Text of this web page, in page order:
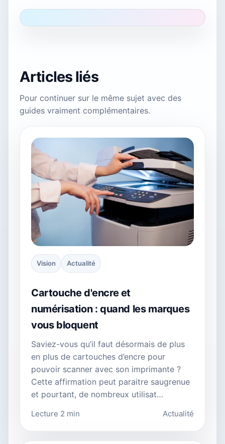
Articles liés
Pour continuer sur le même sujet avec des
guides vraiment complémentaires.
Vision Actualité
Cartouche d'encre et
numérisation : quand les marques
vous bloquent
Saviez-vous qu’il faut désormais de plus
en plus de cartouches d’encre pour
pouvoir scanner avec son imprimante ?
Cette affirmation peut paraitre saugrenue
et pourtant, de nombreux utilisat…
Lecture 2 min Actualité